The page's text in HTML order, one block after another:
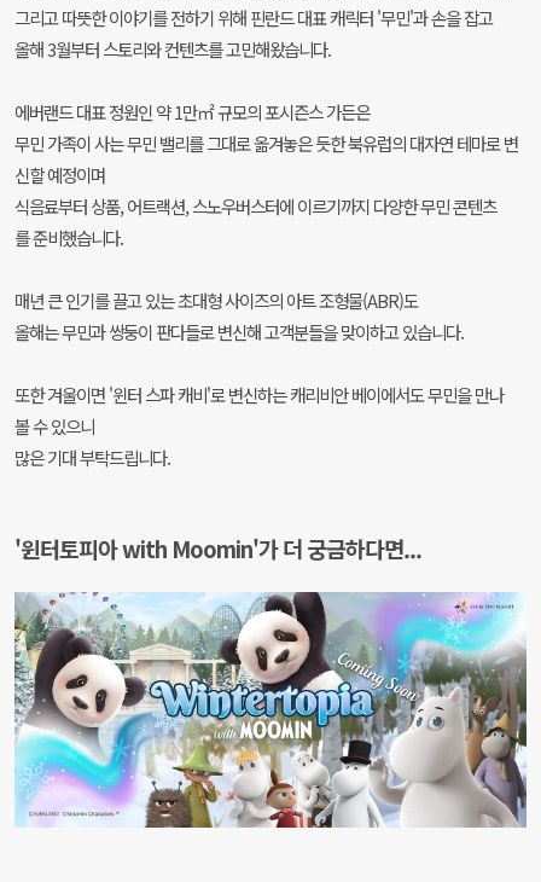
그리고 따뜻한 이야기를 전하기 위해 핀란드 대표 캐릭터 '무민'과 손을 잡고
올해 3월부터 스토리와 컨텐츠를 고민해왔습니다.
에버랜드 대표 정원인 약 1만㎡ 규모의 포시즌스 가든은
무민 가족이 사는 무민 밸리를 그대로 옮겨놓은 듯한 북유럽의 대자연 테마로 변
신할 예정이며
식음료부터 상품, 어트랙션, 스노우버스터에 이르기까지 다양한 무민 콘텐츠
를 준비했습니다.
매년 큰 인기를 끌고 있는 초대형 사이즈의 아트 조형물(ABR)도
올해는 무민과 쌍둥이 판다들로 변신해 고객분들을 맞이하고 있습니다.
또한 겨울이면 '윈터 스파 캐비'로 변신하는 캐리비안 베이에서도 무민을 만나
볼 수 있으니
많은 기대 부탁드립니다.
'윈터토피아 with Moomin'가 더 궁금하다면...